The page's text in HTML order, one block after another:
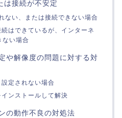
は接続が不安定
ない、または接続できない場合
はできているが、インターネ
ない場合
や解像度の問題に対する対
定されない場合
ンストールして解決
の動作不良の対処法